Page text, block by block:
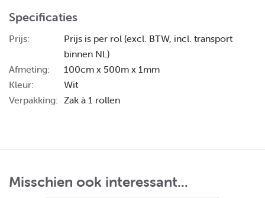
Specificaties
Prijs:
Prijs is per rol (excl. BTW, incl. transport
binnen NL)
Afmeting:
100cm x 500m x 1mm
Kleur:
Wit
Verpakking: Zak à 1 rollen
Misschien ook interessant...